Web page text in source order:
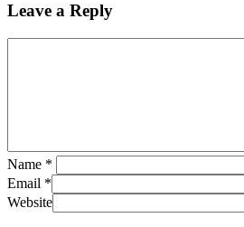
Leave a Reply
Name *
Email *
Website